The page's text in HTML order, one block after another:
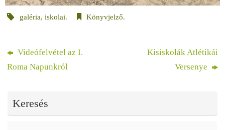
galéria,iskolai. Könyvjelző.
Videófelvétel az I.
Roma Napunkról
Kisiskolák Atlétikái
Versenye
Keresés